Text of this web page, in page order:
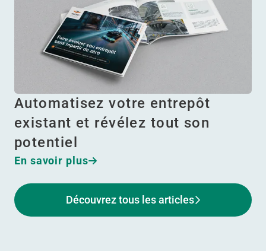
Automatisez votre entrepôt
existant et révélez tout son
potentiel
En savoir plus
Découvrez tous les articles